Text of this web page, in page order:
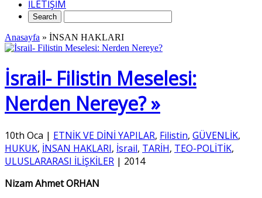
İLETİŞİM
Anasayfa » İNSAN HAKLARI
İsrail- Filistin Meselesi:
Nerden Nereye? »
10th Oca | ETNİK VE DİNİ YAPILAR, Filistin, GÜVENLİK,
HUKUK, İNSAN HAKLARI, İsrail, TARİH, TEO-POLİTİK,
ULUSLARARASI İLİŞKİLER | 2014
Nizam Ahmet ORHAN